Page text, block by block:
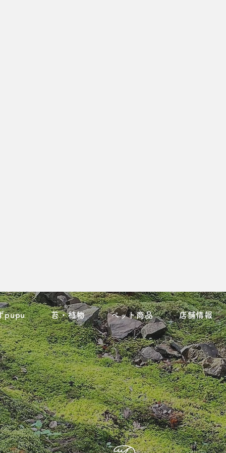
pupu 苔・植物 ペット商品 店舗情報